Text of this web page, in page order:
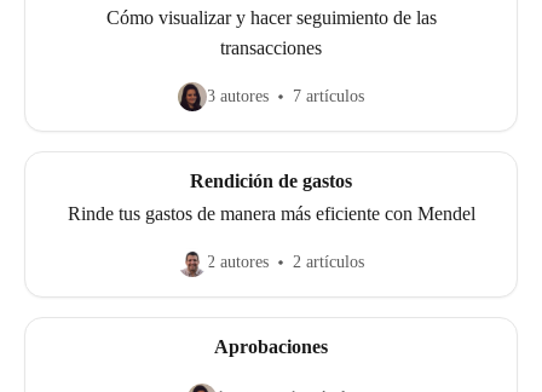
Cómo visualizar y hacer seguimiento de las
transacciones
3 autores 7 artículos
Rendición de gastos
Rinde tus gastos de manera más eficiente con Mendel
2 autores 2 artículos
Aprobaciones